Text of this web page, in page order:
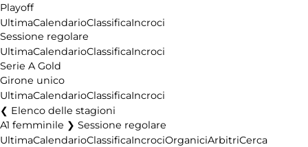
Playoff
UltimaCalendarioClassificaIncroci
Sessione regolare
UltimaCalendarioClassificaIncroci
Serie A Gold
Girone unico
UltimaCalendarioClassificaIncroci
Elenco delle stagioni
A1 femminile ❯ Sessione regolare
UltimaCalendarioClassificaIncrociOrganiciArbitriCerca